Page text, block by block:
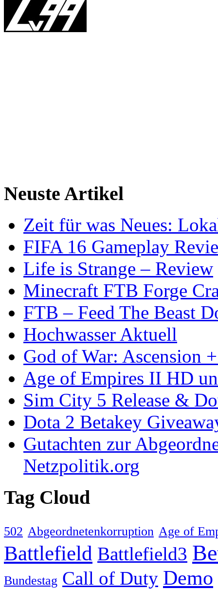
Neuste Artikel
Zeit für was Neues:
FIFA 16 Gameplay
Life is Strange – Review
Minecraft FTB Forge
FTB – Feed The Beast
Hochwasser Aktuell
God of War: Ascension
Age of Empires II HD
Sim City 5 Release &
Dota 2 Betakey
Gutachten zur
Netzpolitik.org
Tag Cloud
502 Abgeordnetenkorruption Age of
Battlefield Battlefield3
Bundestag Call of Duty Demo